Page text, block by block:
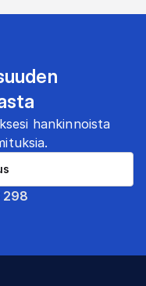
hankinnoista
298